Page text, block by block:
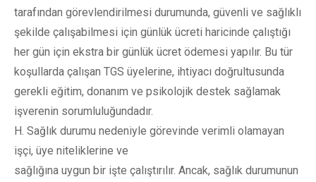
tarafından görevlendirilmesi durumunda, güvenli ve sağlıklı
şekilde çalışabilmesi için günlük ücreti haricinde çalıştığı
her gün için ekstra bir günlük ücret ödemesi yapılır. Bu tür
koşullarda çalışan TGS üyelerine, ihtiyacı doğrultusunda
gerekli eğitim, donanım ve psikolojik destek sağlamak
işverenin sorumluluğundadır.
H. Sağlık durumu nedeniyle görevinde verimli olamayan
işçi, üye niteliklerine ve
sağlığına uygun bir işte çalıştırılır. Ancak, sağlık durumunun